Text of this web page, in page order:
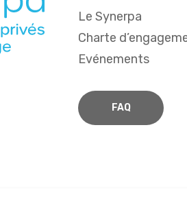
Le Synerpa
Charte
Evénements
FAQ